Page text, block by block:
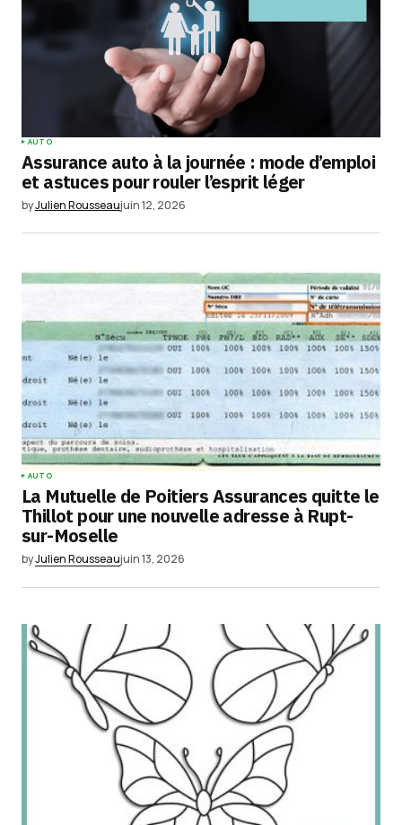
AUTO
Assurance auto à la journée : mode d’emploi
et astuces pour rouler l’esprit léger
byJulien Rousseaujuin 12, 2026
AUTO
La Mutuelle de Poitiers Assurances quitte le
Thillot pour une nouvelle adresse à Rupt-
sur-Moselle
byJulien Rousseaujuin 13, 2026